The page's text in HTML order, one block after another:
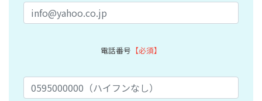
電話番号 【必須】